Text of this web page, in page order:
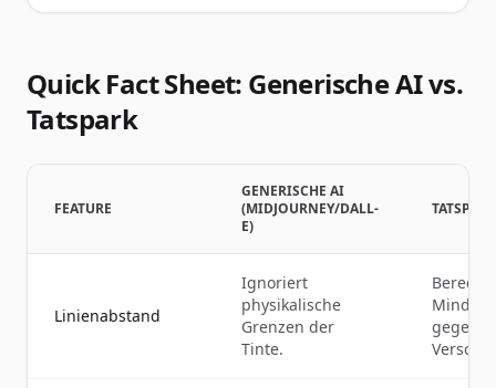
Quick Fact Sheet: Generische AI vs.
Tatspark
FEATURE
GENERISCHE AI
(MIDJOURNEY/DALL-
E)
Linienabstand
Ignoriert
physikalische
Grenzen der
Tinte.
gegen